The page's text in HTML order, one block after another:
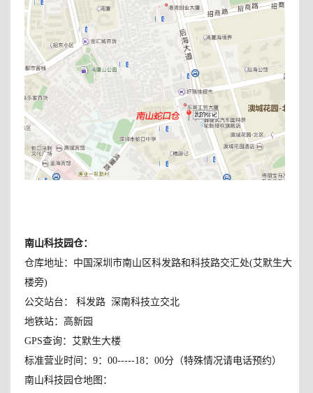
南山科技园仓：
仓库地址：中国深圳市南山区科发路和科技路交汇处(艾默生大
楼旁)
公交站台： 科发路 深南科技立交北
地铁站：高新园
GPS查询：艾默生大楼
标准营业时间：9：00-----18：00分（特殊情况请电话预约）
南山科技园仓地图：